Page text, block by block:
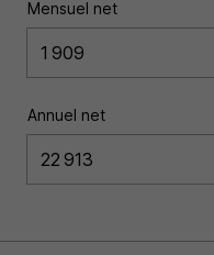
Mensuel net
Annuel net